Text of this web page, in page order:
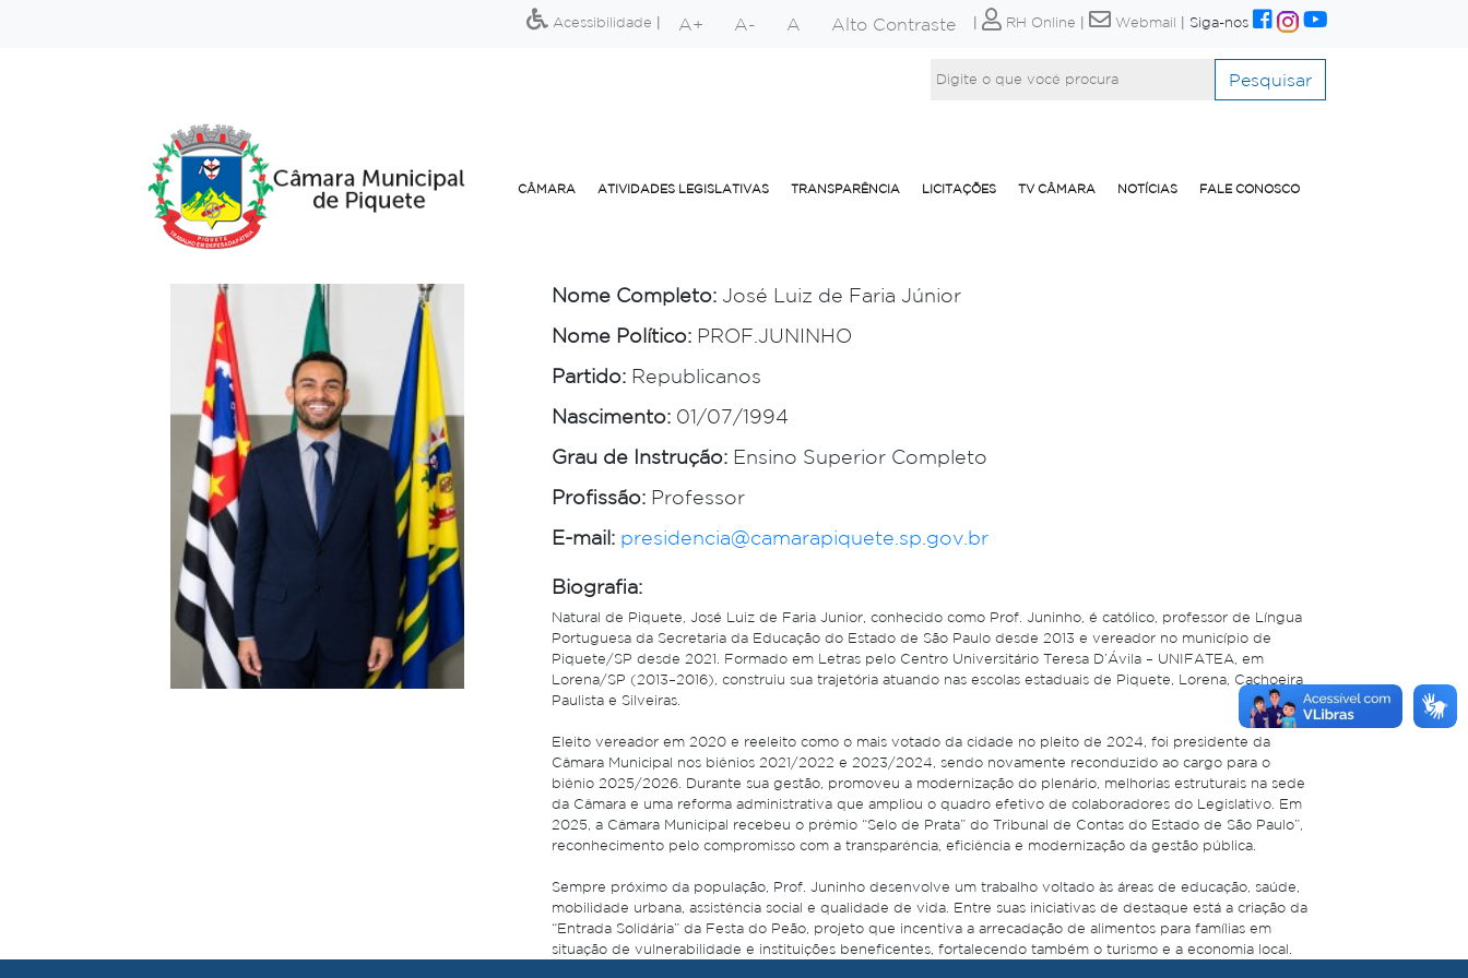
Acessibilidade A+ A- A Alto Contraste RH Online Webmail Siga-nos
Pesquisar
CÂMARA ATIVIDADES LEGISLATIVAS TRANSPARÊNCIA LICITAÇÕES TV CÂMARA NOTÍCIAS FALE CONOSCO
Nome Completo: José Luiz de Faria Júnior
Nome Político: PROF.JUNINHO
Partido: Republicanos
Nascimento: 01/07/1994
Grau de Instrução: Ensino Superior Completo
Profissão: Professor
E-mail: presidencia@camarapiquete.sp.gov.br
Biografia:
Natural de Piquete, José Luiz de Faria Junior, conhecido como Prof. Juninho, é católico, professor de Língua
Portuguesa da Secretaria da Educação do Estado de São Paulo desde 2013 e vereador no município de
Piquete/SP desde 2021. Formado em Letras pelo Centro Universitário Teresa D’Ávila – UNIFATEA, em
Lorena/SP (2013–2016), construiu sua trajetória atuando nas escolas estaduais de Piquete, Lorena, Cachoeira
Paulista e Silveiras.
Eleito vereador em 2020 e reeleito como o mais votado da cidade no pleito de 2024, foi presidente da
Câmara Municipal nos biênios 2021/2022 e 2023/2024, sendo novamente reconduzido ao cargo para o
biênio 2025/2026. Durante sua gestão, promoveu a modernização do plenário, melhorias estruturais na sede
da Câmara e uma reforma administrativa que ampliou o quadro efetivo de colaboradores do Legislativo. Em
2025, a Câmara Municipal recebeu o prêmio “Selo de Prata” do Tribunal de Contas do Estado de São Paulo”,
reconhecimento pelo compromisso com a transparência, eficiência e modernização da gestão pública.
Sempre próximo da população, Prof. Juninho desenvolve um trabalho voltado às áreas de educação, saúde,
mobilidade urbana, assistência social e qualidade de vida. Entre suas iniciativas de destaque está a criação da
“Entrada Solidária” da Festa do Peão, projeto que incentiva a arrecadação de alimentos para famílias em
situação de vulnerabilidade e instituições beneficentes, fortalecendo também o turismo e a economia local.